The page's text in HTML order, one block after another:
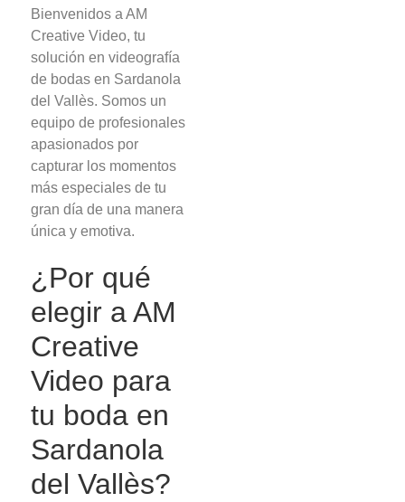
Bienvenidos a AM
Creative Video, tu
solución en videografía
de bodas en Sardanola
del Vallès. Somos un
equipo de profesionales
apasionados por
capturar los momentos
más especiales de tu
gran día de una manera
única y emotiva.
¿Por qué
elegir a AM
Creative
Video para
tu boda en
Sardanola
del Vallès?